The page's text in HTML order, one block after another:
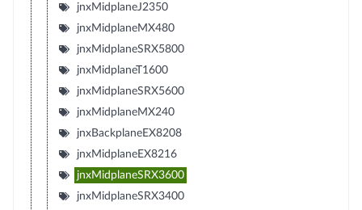
jnxMidplaneJ2350
jnxMidplaneMX480
jnxMidplaneSRX5800
jnxMidplaneT1600
jnxMidplaneSRX5600
jnxMidplaneMX240
jnxBackplaneEX8208
jnxMidplaneEX8216
jnxMidplaneSRX3600
jnxMidplaneSRX3400